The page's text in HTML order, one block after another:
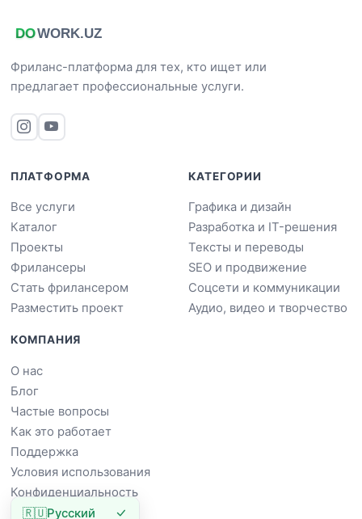
Фриланс-платформа для тех, кто ищет или
предлагает профессиональные услуги.
ПЛАТФОРМА
Все услуги
Каталог
Проекты
Фрилансеры
Стать фрилансером
Разместить проект
КАТЕГОРИИ
Графика и дизайн
Разработка и IT-решения
Тексты и переводы
SEO и продвижение
Соцсети и коммуникации
Аудио, видео и творчество
КОМПАНИЯ
О нас
Блог
Частые вопросы
Как это работает
Поддержка
Условия использования
Конфиденциальность
🇷🇺Русский